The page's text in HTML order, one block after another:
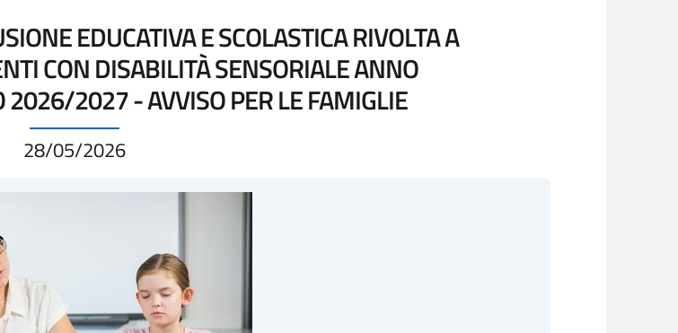
EDUCATIVA E SCOLASTICA RIVOLTA A
CON DISABILITÀ SENSORIALE ANNO
2026/2027 - AVVISO PER LE FAMIGLIE
28/05/2026